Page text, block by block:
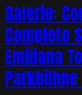
Galerie:
Complete
Emiliana